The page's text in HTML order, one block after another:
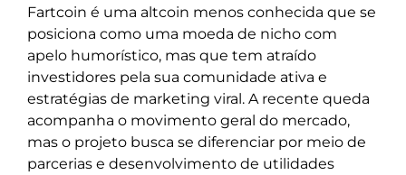
Fartcoin é uma altcoin menos conhecida que se
posiciona como uma moeda de nicho com
apelo humorístico, mas que tem atraído
investidores pela sua comunidade ativa e
estratégias de marketing viral. A recente queda
acompanha o movimento geral do mercado,
mas o projeto busca se diferenciar por meio de
parcerias e desenvolvimento de utilidades